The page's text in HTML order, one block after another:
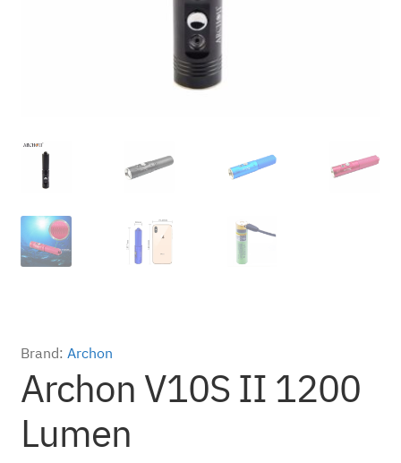
Brand: Archon
Archon V10S II 1200
Lumen